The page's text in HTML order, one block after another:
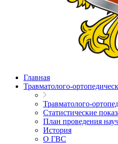
Главная
Травматолого-
Травматолого-
Статистические
План проведения
История
О ГВС